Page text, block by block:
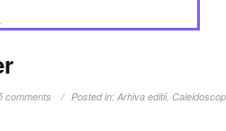
comments Posted in:Arhiva editii,Caleidoscop